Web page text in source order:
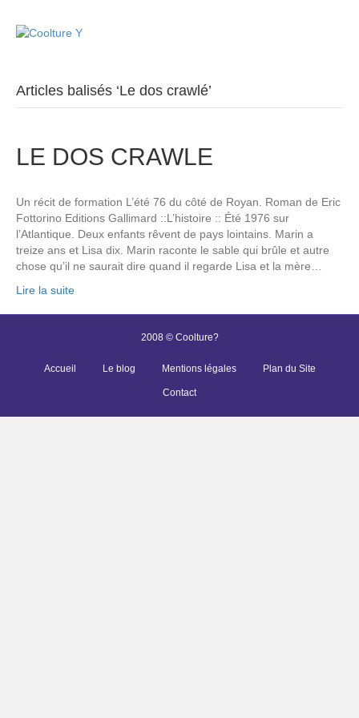
Articles balisés ‘Le dos crawlé’
LE DOS CRAWLE
Un récit de formation L’été 76 du côté de Royan. Roman de Eric
Fottorino Editions Gallimard ::L’histoire :: Été 1976 sur
l’Atlantique. Deux enfants rêvent de pays lointains. Marin a
treize ans et Lisa dix. Marin raconte le sable qui brûle et autre
chose qu’il ne saurait dire quand il regarde Lisa et la mère…
Lire la suite
2008 © Coolture?
Accueil Le blog Mentions légales Plan du Site
Contact